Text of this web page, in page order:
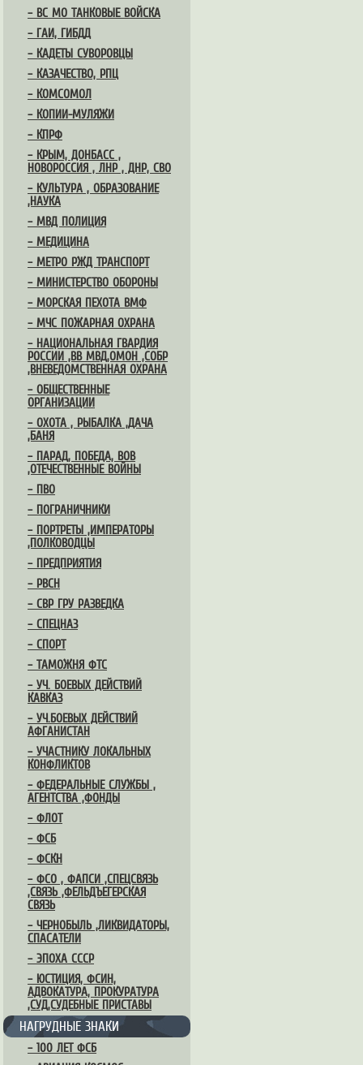
– ВС МО ТАНКОВЫЕ ВОЙСКА
– ГАИ, ГИБДД
– КАДЕТЫ СУВОРОВЦЫ
– КАЗАЧЕСТВО, РПЦ
– КОМСОМОЛ
– КОПИИ-МУЛЯЖИ
– КПРФ
– КРЫМ, ДОНБАСС ,
НОВОРОССИЯ , ЛНР , ДНР, СВО
– КУЛЬТУРА , ОБРАЗОВАНИЕ
,НАУКА
– МВД ПОЛИЦИЯ
– МЕДИЦИНА
– МЕТРО РЖД ТРАНСПОРТ
– МИНИСТЕРСТВО ОБОРОНЫ
– МОРСКАЯ ПЕХОТА ВМФ
– МЧС ПОЖАРНАЯ ОХРАНА
– НАЦИОНАЛЬНАЯ ГВАРДИЯ
РОССИИ ,ВВ МВД,ОМОН ,СОБР
,ВНЕВЕДОМСТВЕННАЯ ОХРАНА
– ОБЩЕСТВЕННЫЕ
ОРГАНИЗАЦИИ
– ОХОТА , РЫБАЛКА ,ДАЧА
,БАНЯ
– ПАРАД, ПОБЕДА, ВОВ
,ОТЕЧЕСТВЕННЫЕ ВОЙНЫ
– ПВО
– ПОГРАНИЧНИКИ
– ПОРТРЕТЫ ,ИМПЕРАТОРЫ
,ПОЛКОВОДЦЫ
– ПРЕДПРИЯТИЯ
– РВСН
– СВР ГРУ РАЗВЕДКА
– СПЕЦНАЗ
– СПОРТ
– ТАМОЖНЯ ФТС
– УЧ. БОЕВЫХ ДЕЙСТВИЙ
КАВКАЗ
– УЧ.БОЕВЫХ ДЕЙСТВИЙ
АФГАНИСТАН
– УЧАСТНИКУ ЛОКАЛЬНЫХ
КОНФЛИКТОВ
– ФЕДЕРАЛЬНЫЕ СЛУЖБЫ ,
АГЕНТСТВА ,ФОНДЫ
– ФЛОТ
– ФСБ
– ФСКН
– ФСО , ФАПСИ ,СПЕЦСВЯЗЬ
,СВЯЗЬ ,ФЕЛЬДЪЕГЕРСКАЯ
СВЯЗЬ
– ЧЕРНОБЫЛЬ ,ЛИКВИДАТОРЫ,
СПАСАТЕЛИ
– ЭПОХА СССР
– ЮСТИЦИЯ, ФСИН,
АДВОКАТУРА, ПРОКУРАТУРА
,СУД,СУДЕБНЫЕ ПРИСТАВЫ
НАГРУДНЫЕ ЗНАКИ
– 100 ЛЕТ ФСБ